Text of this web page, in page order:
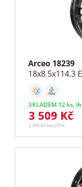
Arceo 18239
18x8 5x114.3
SKLADEM 12 ks,
3 509 Kč
2 900 Kč bez DPH